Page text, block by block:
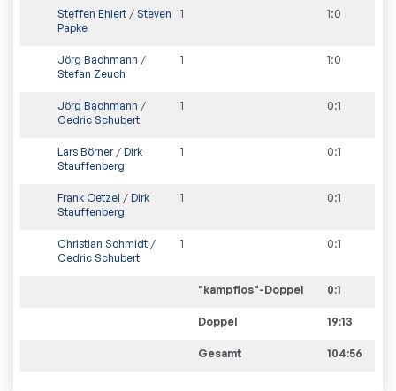
Steffen Ehlert / Steven
Papke
1 1:0
Jörg Bachmann /
Stefan Zeuch
1 1:0
Jörg Bachmann /
Cedric Schubert
1 0:1
Lars Börner/ Dirk
Stauffenberg
1 0:1
Frank Oetzel / Dirk
Stauffenberg
1 0:1
Christian Schmidt /
Cedric Schubert
1 0:1
"kampflos"-Doppel 0:1
Doppel 19:13
Gesamt 104:56